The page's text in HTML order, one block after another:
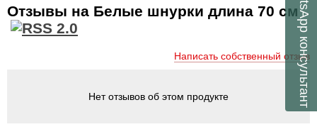
Отзывы на Белые шнурки длина 70 см
Написать собственный отзыв
Нет отзывов об этом продукте консультант